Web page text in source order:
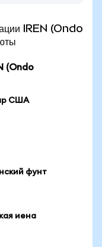
IREN (Ondo
(Ondo
США
фунт
иена